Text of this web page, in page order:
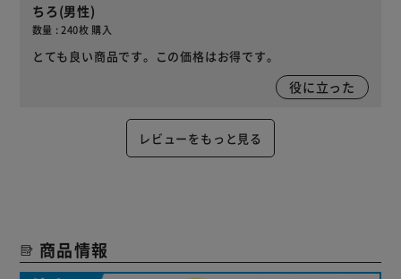
ちろ(男性)
数量 : 240枚 購入
とても良い商品です。この価格はお得です。
役に立った
レビューをもっと見る
商品情報